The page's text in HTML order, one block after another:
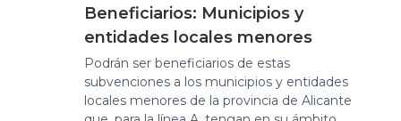
Beneficiarios: Municipios y
entidades locales menores
Podrán ser beneficiarios de estas
subvenciones a los municipios y entidades
locales menores de la provincia de Alicante